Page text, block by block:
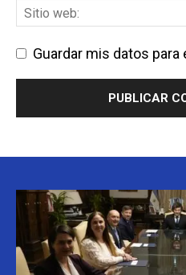
Guardar mis datos